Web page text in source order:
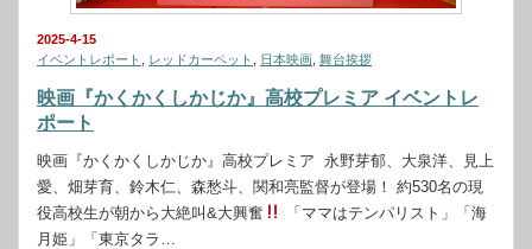
2025-4-15
イベントレポート
レッドカーペット 日本映画 舞台挨拶
映画『かくかくしかじか』高校プレミア イベントレ
ポート
映画『かくかくしかじか』高校プレミア 永野芽郁、大泉洋、見上
愛、畑芽育、鈴木仁、森愁斗、関和亮監督が登場！ 約530名の現
役高校生が朝から大絶叫&大興奮
「ママはテンパリスト」「海
月姫」「東京タラ…